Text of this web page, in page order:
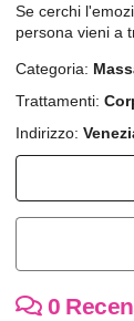
Se cerchi
persona vieni a
Categoria:
Trattamenti:
Indirizzo:
0